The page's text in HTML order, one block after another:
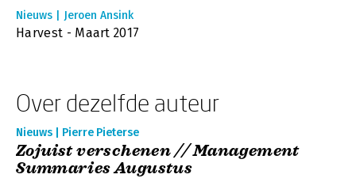
Nieuws | Jeroen Ansink
Harvest - Maart 2017
Over dezelfde auteur
Nieuws | Pierre Pieterse
Zojuist verschenen // Management
Summaries Augustus